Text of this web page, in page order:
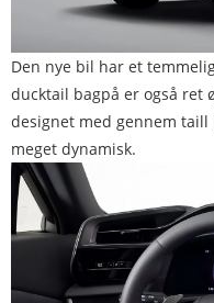
Den nye bil har et
ducktail bagpå er også ret
designet med gennem taill
meget dynamisk.